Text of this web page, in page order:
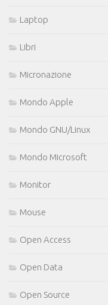
Laptop
Libri
Micronazione
Mondo Apple
Mondo GNU/Linux
Mondo Microsoft
Monitor
Mouse
Open Access
Open Data
Open Source